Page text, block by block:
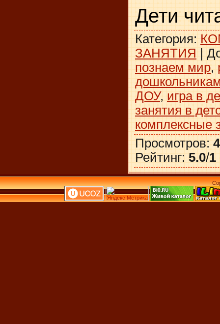
Дети
Категория:
ЗАНЯТИЯ |
познаем мир,
ДОУ, игра в
занятия в
комплексные
Просмотров:
Рейтинг: 5.0/1